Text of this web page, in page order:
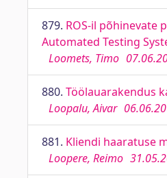
879. ROS-il põhinevate
Automated Testing
Loomets, Timo
880. Töölauarakendus
Loopalu, Aivar
881. Kliendi haaratuse
Loopere, Reimo